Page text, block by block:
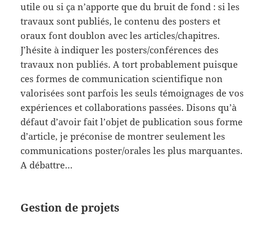
utile ou si ça n’apporte que du bruit de fond : si les
travaux sont publiés, le contenu des posters et
oraux font doublon avec les articles/chapitres.
J’hésite à indiquer les posters/conférences des
travaux non publiés. A tort probablement puisque
ces formes de communication scientifique non
valorisées sont parfois les seuls témoignages de vos
expériences et collaborations passées. Disons qu’à
défaut d’avoir fait l’objet de publication sous forme
d’article, je préconise de montrer seulement les
communications poster/orales les plus marquantes.
A débattre…
Gestion de projets